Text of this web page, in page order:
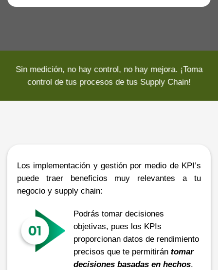
Sin medición, no hay control, no hay mejora. ¡Toma
control de tus procesos de tus Supply Chain!
Los implementación y gestión por medio de KPI’s
puede traer beneficios muy relevantes a tu
negocio y supply chain:
Podrás tomar decisiones
objetivas, pues los KPIs
proporcionan datos de rendimiento
precisos que te permitirán tomar
decisiones basadas en hechos.